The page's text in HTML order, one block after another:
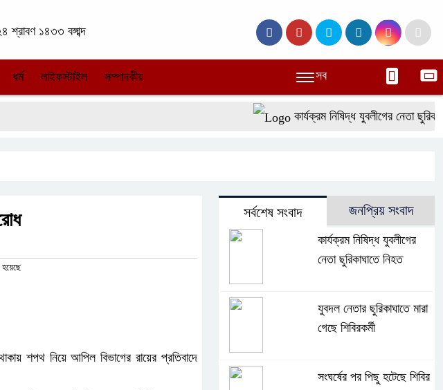
১৪৩৩ বঙ্গাব্দ
ধর্ম লাইফস্টাইল সম্পাদকীয় সব
কার্যক্রম নিষিদ্ধ যুবলীগের নেতা
শপথ নিয়ে আপিল বিভাগের রায়ের প্রতিবাদে
সর্বশেষ সংবাদ জনপ্রিয় সংবাদ
কার্যক্রম নিষিদ্ধ যুবলীগের
নেতা ছুরিকাঘাতে নিহত
যুবদল নেতার ছুরিকাঘাতে মারা
গেছে শিবিরকর্মী
সংঘর্ষের পর পিছু হটেছে শিবির